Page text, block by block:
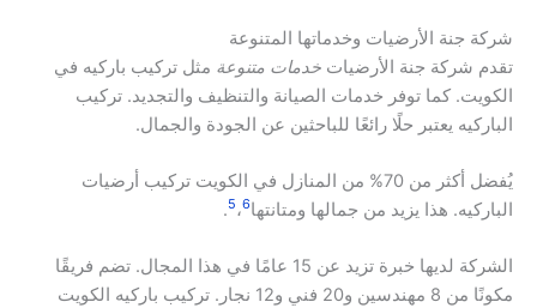
شركة جنة الأرضيات وخدماتها المتنوعة
تقدم شركة جنة الأرضيات خدمات متنوعة مثل تركيب باركيه في
الكويت. كما توفر خدمات الصيانة والتنظيف والتجديد. تركيب
الباركيه يعتبر حلًا رائعًا للباحثين عن الجودة والجمال.
يُفضل أكثر من 70% من المنازل في الكويت تركيب أرضيات
الباركيه. هذا يزيد من جمالها ومتانتها
5،6
.
الشركة لديها خبرة تزيد عن 15 عامًا في هذا المجال. تضم فريقًا
مكونًا من 8 مهندسين و20 فني و12 نجار. تركيب باركيه الكويت